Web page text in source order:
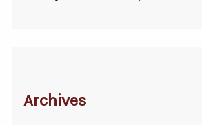
Archives